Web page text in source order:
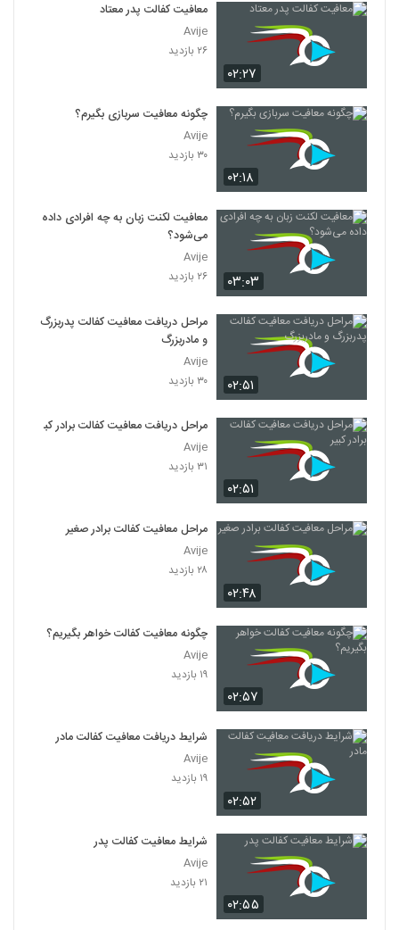
۰۲:۲۷
معافیت کفالت پدر معتاد
Avije
۲۶ بازدید
۰۲:۱۸
چگونه معافیت سربازی بگیرم؟
Avije
۳۰ بازدید
۰۳:۰۳
معافیت لکنت زبان به چه افرادی داده
می‌شود؟
Avije
۲۶ بازدید
۰۲:۵۱
مراحل دریافت معافیت کفالت پدربزرگ
و مادربزرگ
Avije
۳۰ بازدید
۰۲:۵۱
مراحل دریافت معافیت کفالت برادر کبیر
Avije
۳۱ بازدید
۰۲:۴۸
مراحل معافیت کفالت برادر صغیر
Avije
۲۸ بازدید
۰۲:۵۷
چگونه معافیت کفالت خواهر بگیریم؟
Avije
۱۹ بازدید
۰۲:۵۲
شرایط دریافت معافیت کفالت مادر
Avije
۱۹ بازدید
۰۲:۵۵
شرایط معافیت کفالت پدر
Avije
۲۱ بازدید